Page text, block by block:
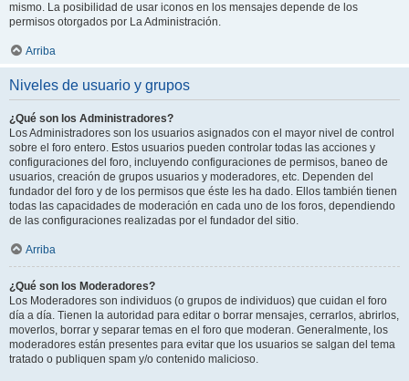
mismo. La posibilidad de usar iconos en los mensajes depende de los
permisos otorgados por La Administración.
Arriba
Niveles de usuario y grupos
¿Qué son los Administradores?
Los Administradores son los usuarios asignados con el mayor nivel de control
sobre el foro entero. Estos usuarios pueden controlar todas las acciones y
configuraciones del foro, incluyendo configuraciones de permisos, baneo de
usuarios, creación de grupos usuarios y moderadores, etc. Dependen del
fundador del foro y de los permisos que éste les ha dado. Ellos también tienen
todas las capacidades de moderación en cada uno de los foros, dependiendo
de las configuraciones realizadas por el fundador del sitio.
Arriba
¿Qué son los Moderadores?
Los Moderadores son individuos (o grupos de individuos) que cuidan el foro
día a día. Tienen la autoridad para editar o borrar mensajes, cerrarlos, abrirlos,
moverlos, borrar y separar temas en el foro que moderan. Generalmente, los
moderadores están presentes para evitar que los usuarios se salgan del tema
tratado o publiquen spam y/o contenido malicioso.